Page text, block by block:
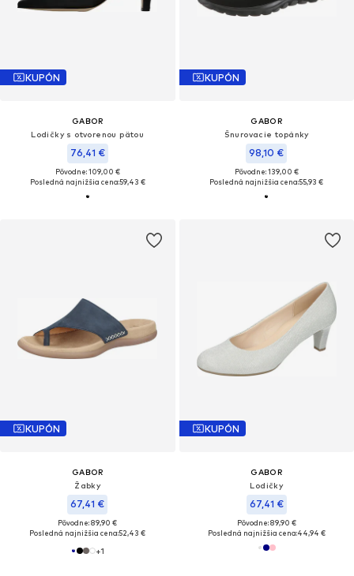
KUPÓN
GABOR
Lodičky s otvorenou pätou
76,41 €
Pôvodne: 109,00 €
Posledná najnižšia cena:59,43 €
KUPÓN
GABOR
Šnurovacie topánky
98,10 €
Pôvodne: 139,00 €
Posledná najnižšia cena:55,93 €
KUPÓN
GABOR
Žabky
67,41 €
Pôvodne: 89,90 €
Posledná najnižšia cena:52,43 €
+1
KUPÓN
GABOR
Lodičky
67,41 €
Pôvodne: 89,90 €
Posledná najnižšia cena:44,94 €